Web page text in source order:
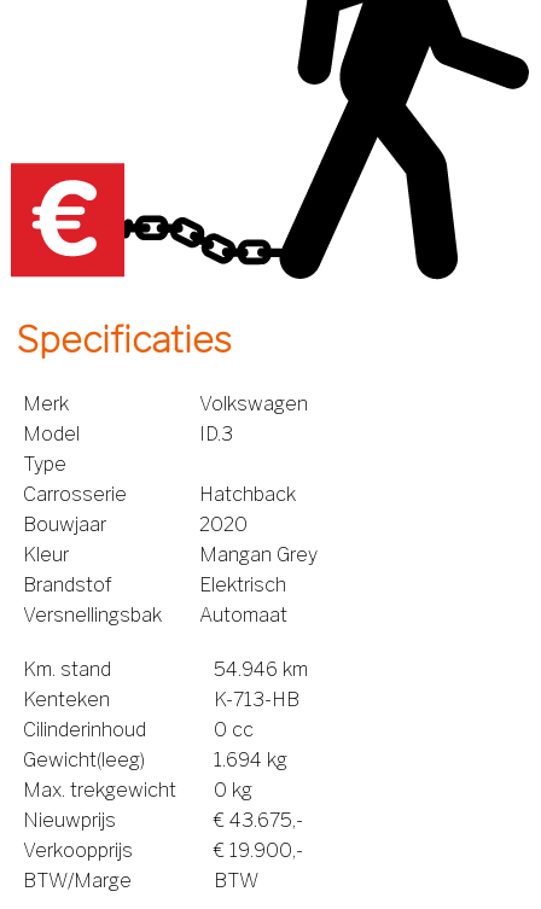
Specificaties
Merk
Volkswagen
Model
ID.3
Type
Carrosserie
Hatchback
Bouwjaar
2020
Kleur
Mangan Grey
Brandstof
Elektrisch
Versnellingsbak
Automaat
Km. stand
54.946 km
Kenteken
K-713-HB
Cilinderinhoud
0 cc
Gewicht(leeg)
1.694 kg
Max. trekgewicht
0 kg
Nieuwprijs
€ 43.675,-
Verkoopprijs
€ 19.900,-
BTW/Marge
BTW